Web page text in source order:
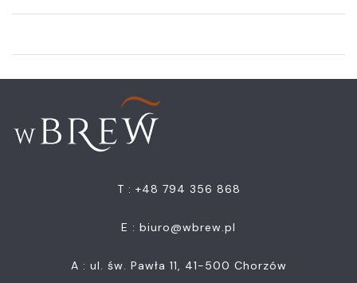
T : +48 794 356 868
E : biuro@wbrew.pl
A : ul. św. Pawła 11, 41-500 Chorzów